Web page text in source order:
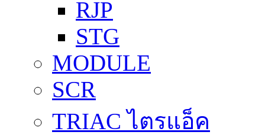
RJP
STG
MODULE
SCR
TRIAC ไตรแอ็ค